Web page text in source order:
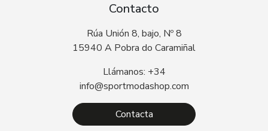
Contacto
Rúa Unión 8, bajo, Nº 8
15940 A Pobra do Caramiñal
Llámanos: +34
info@sportmodashop.com
Contacta